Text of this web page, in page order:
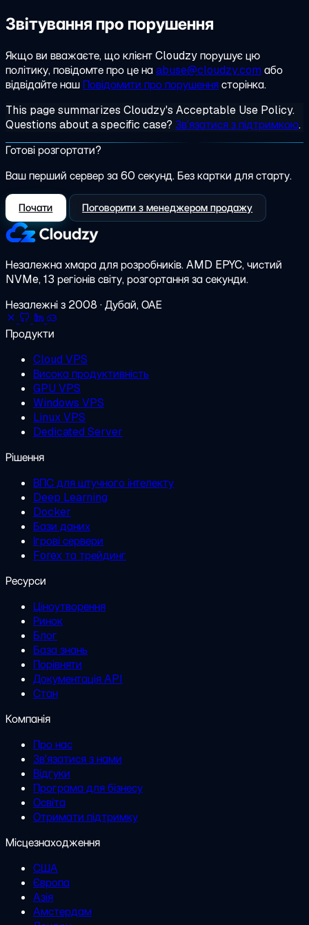
Звітування про порушення
Якщо ви вважаєте, що клієнт Cloudzy порушує цю
політику, повідомте про це наabuse@cloudzy.com або
відвідайте наш Повідомити про порушеннясторінка.
This page summarizes Cloudzy's Acceptable Use Policy.
Questions about a specific case? Зв'язатися з підтримкою.
Готові розгортати?
Ваш перший сервер за 60 секунд. Без картки для старту.
Почати Поговорити з менеджером продажу
Незалежна хмара для розробників.AMD EPYC, чистий
NVMe, 13 регіонів світу, розгортання за секунди.
Незалежні з 2008 · Дубай, ОАЕ
Продукти
Cloud VPS
Висока продуктивність
GPU VPS
Windows VPS
Linux VPS
Dedicated Server
Рішення
ВПС для штучного інтелекту
Deep Learning
Docker
Бази даних
Ігрові сервери
Forex та трейдинг
Ресурси
Ціноутворення
Ринок
Блог
База знань
Порівняти
Документація API
Стан
Компанія
Про нас
Зв'язатися з нами
Відгуки
Програма для бізнесу
Освіта
Отримати підтримку
Місцезнаходження
США
Європа
Азія
Амстердам